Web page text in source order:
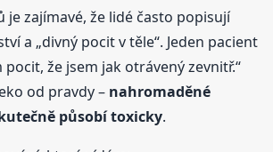
je zajímavé, že lidé často popisují
a „divný pocit v těle“. Jeden pacient
pocit, že jsem jak otrávený zevnitř.“
od pravdy – nahromaděné
působí toxicky.